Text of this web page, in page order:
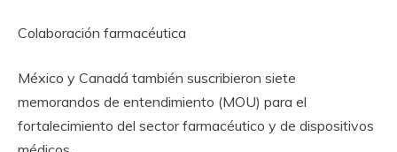
Colaboración farmacéutica
México y Canadá también suscribieron siete
memorandos de entendimiento (MOU) para el
fortalecimiento del sector farmacéutico y de dispositivos